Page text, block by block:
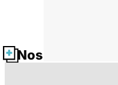
Nos fiches santé